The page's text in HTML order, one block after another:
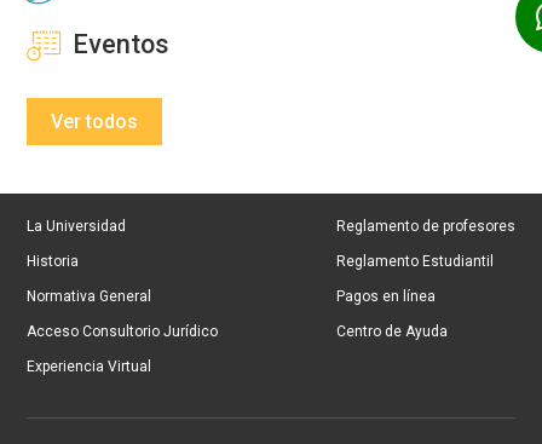
Eventos
Ver todos
La Universidad
Historia
Normativa General
Acceso Consultorio Jurídico
Experiencia Virtual
Reglamento de profesores
Reglamento Estudiantil
Pagos en línea
Centro de Ayuda